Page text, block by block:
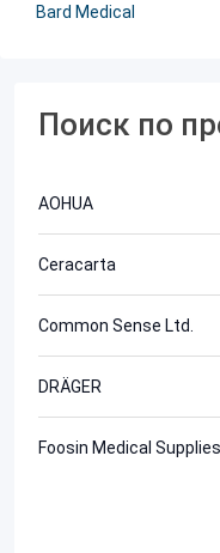
Bard Medical
Поиск по
AOHUA
Ceracarta
Common Sense Ltd.
DRÄGER
Foosin Medical Supplies